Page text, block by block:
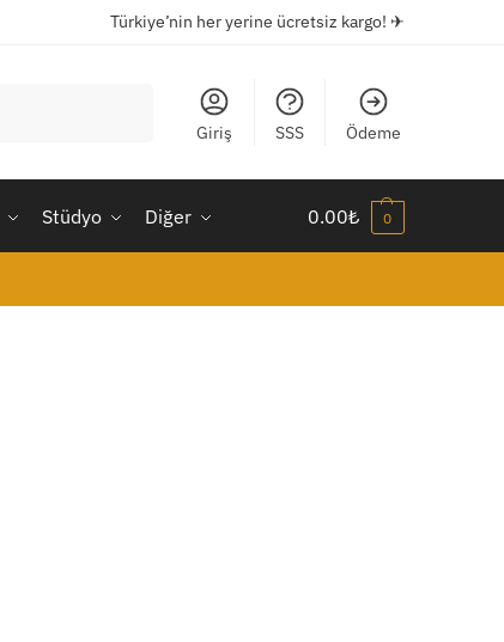
Türkiye’nin her yerine ücretsiz kargo! ✈
Giriş SSS Ödeme
Stüdyo Diğer 0.00₺ 0